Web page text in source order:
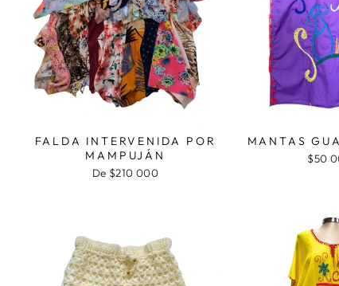
FALDA INTERVENIDA POR
MAMPUJÁN
De $210 000
MANTAS
$50